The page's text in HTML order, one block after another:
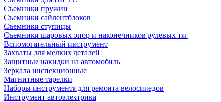
Съемники пружин
Съемники сайлентблоков
Съемники ступицы
Съемники шаровых опор и наконечников рулевых тяг
Вспомогательный инструмент
Захваты для мелких деталей
Защитные накидки на автомобиль
Зеркала инспекционные
Магнитные тарелки
Наборы инструмента для ремонта велосипедов
Инструмент автоэлектрика